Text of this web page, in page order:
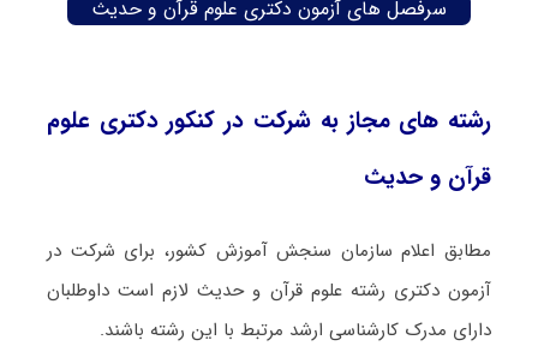
سرفصل های آزمون دکتری علوم قرآن و حدیث
رشته های مجاز به شرکت در کنکور دکتری علوم
قرآن و حدیث
مطابق اعلام سازمان سنجش آموزش کشور، برای شرکت در
آزمون دکتری رشته علوم قرآن و حدیث لازم است داوطلبان
دارای مدرک کارشناسی ارشد مرتبط با این رشته باشند.